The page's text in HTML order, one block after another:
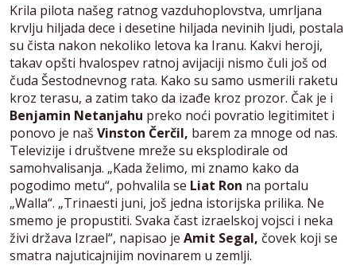
Krila pilota našeg ratnog vazduhoplovstva, umrljana
krvlju hiljada dece i desetine hiljada nevinih ljudi, postala
su čista nakon nekoliko letova ka Iranu. Kakvi heroji,
takav opšti hvalospev ratnoj avijaciji nismo čuli još od
čuda Šestodnevnog rata. Kako su samo usmerili raketu
kroz terasu, a zatim tako da izađe kroz prozor. Čak je i
Benjamin Netanjahu preko noći povratio legitimitet i
ponovo je naš Vinston Čerčil, barem za mnoge od nas.
Televizije i društvene mreže su eksplodirale od
samohvalisanja. „Kada želimo, mi znamo kako da
pogodimo metu“, pohvalila se Liat Ron na portalu
„Walla“. „Trinaesti juni, još jedna istorijska prilika. Ne
smemo je propustiti. Svaka čast izraelskoj vojsci i neka
živi država Izrael“, napisao je Amit Segal, čovek koji se
smatra najuticajnijim novinarem u zemlji.